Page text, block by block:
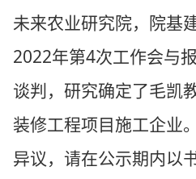
未来农业研究院，院基
2022年第4次工作会与
谈判，研究确定了毛凯
装修工程项目施工企业
异议，请在公示期内以